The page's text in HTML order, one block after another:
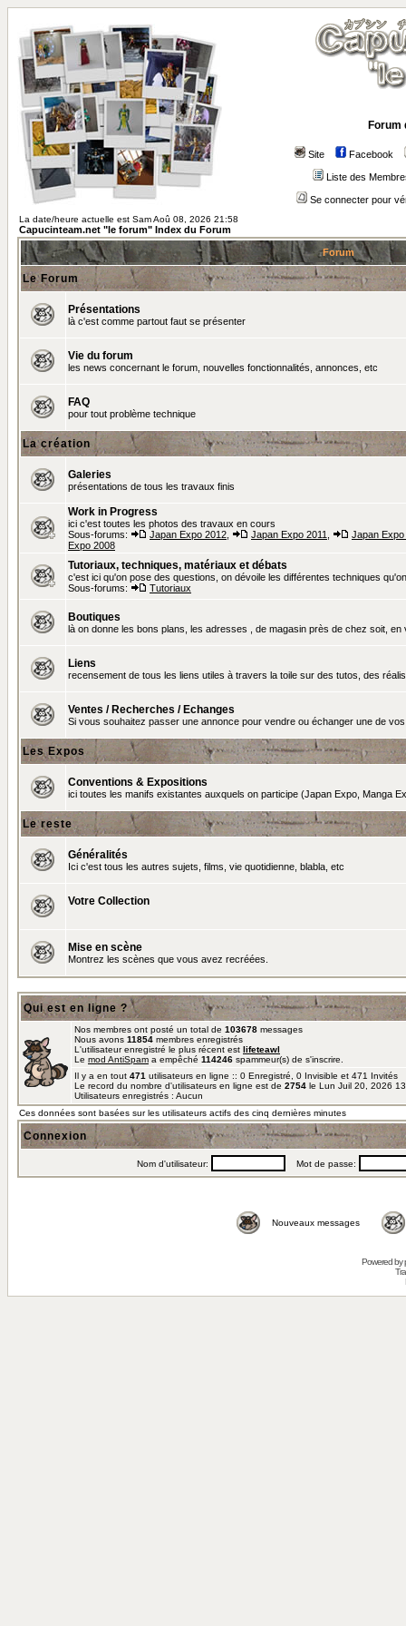
Forum
Site Facebook
Liste des
Se connecter pour
La date/heure actuelle est Sam Aoû 08, 2026 21:58
Capucinteam.net "le forum" Index du Forum
Forum
Le Forum
Présentations
là c'est comme partout faut se présenter
Vie du forum
les news concernant le forum, nouvelles fonctionnalités, annonces, etc
FAQ
pour tout problème technique
La création
Galeries
présentations de tous les travaux finis
Work in Progress
ici c'est toutes les photos des travaux en cours
Sous-forums:
Japan Expo 2012 Japan Expo 2011
Japan Expo
Expo 2008
Tutoriaux, techniques, matériaux et débats
c'est ici qu'on pose des questions, on dévoile les différentes techniques
Sous-forums:
Tutoriaux
Boutiques
là on donne les bons plans, les adresses , de magasin près de chez soit, en
Liens
recensement de tous les liens utiles à travers la toile sur des tutos, des
Ventes / Recherches / Echanges
Si vous souhaitez passer une annonce pour vendre ou échanger une de
Les Expos
Conventions & Expositions
ici toutes les manifs existantes auxquels on participe (Japan Expo, Manga
Le reste
Généralités
Ici c'est tous les autres sujets, films, vie quotidienne, blabla, etc
Votre Collection
Mise en scène
Montrez les scènes que vous avez recréées.
Qui est en ligne ?
Nos membres ont posté un total de 103678 messages
Nous avons 11854 membres enregistrés
L'utilisateur enregistré le plus récent est lifeteawl
Le mod AntiSpam a empêché 114246 spammeur(s) de s'inscrire.
Il y a en tout 471 utilisateurs en ligne :: 0 Enregistré, 0 Invisible et 471
Le record du nombre d'utilisateurs en ligne est de 2754 le Lun Juil 20, 2026
Utilisateurs enregistrés : Aucun
Ces données sont basées sur les utilisateurs actifs des cinq dernières minutes
Connexion
Nom d'utilisateur: Mot de passe:
Nouveaux messages
Powered by